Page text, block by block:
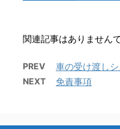
関連記事はありません
PREV 車の受け渡し
NEXT 免責事項